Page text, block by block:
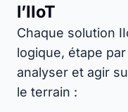
l’IIoT
Chaque solution
logique, étape
analyser et agir
le terrain :